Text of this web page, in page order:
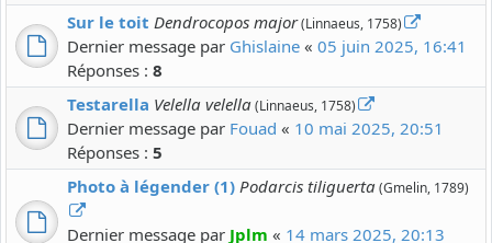
Sur le toit Dendrocopos major(Linnaeus, 1758)
Dernier message par Ghislaine « 05 juin 2025, 16:41
Réponses : 8
Testarella Velella velella(Linnaeus, 1758)
Dernier message par Fouad « 10 mai 2025, 20:51
Réponses : 5
Photo à légender (1) Podarcis tiliguerta(Gmelin, 1789)
Dernier message par Jplm « 14 mars 2025, 20:13